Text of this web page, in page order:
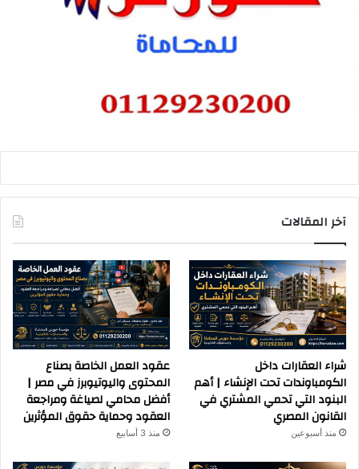
آخر المقالات
شراء العقارات داخل
الكومباوندات تحت الإنشاء | أهم
البنود التي تحمي المشتري في
القانون المصري
منذ أسبوعين
عقود العمل الخاصة بصناع
المحتوى واليوتيوبرز في مصر |
أفضل محامي لصياغة ومراجعة
العقود وحماية حقوق المؤثرين
منذ 3 أسابيع